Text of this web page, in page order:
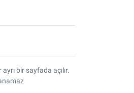
bir sayfada açılır.